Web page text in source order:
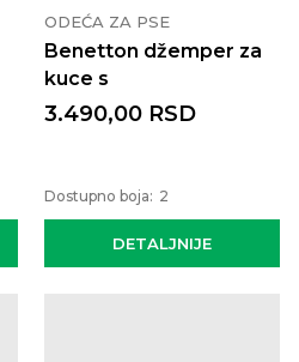
ODEĆA ZA PSE
Benetton džemper za
kuce s
DETALJNIJE
3.490,00 RSD
Dostupno boja: 2